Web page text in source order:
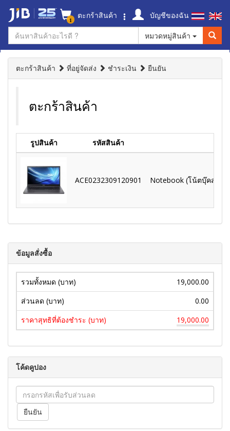
1 ตะกร้าสินค้า
บัญชีของฉัน
หมวดหมู่สินค้า
ตะกร้าสินค้า ที่อยู่จัดส่ง ชำระเงิน ยืนยัน
ตะกร้าสินค้า
รูปสินค้า รหัสสินค้า
ACE0232309120901 Notebook (โน้ตบุ๊คสำหรั
ข้อมูลสั่งซื้อ
รวมทั้งหมด (บาท)
19,000.00
ส่วนลด (บาท)
0.00
ราคาสุทธิที่ต้องชำระ (บาท)
19,000.00
โค้ดคูปอง